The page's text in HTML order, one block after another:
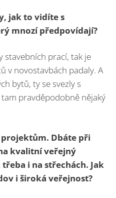
jak to vidíte s
mnozí předpovídají?
stavebních prací, tak je
v novostavbách padaly. A
bytů, ty se svezly s
pravděpodobně nějaký
projektům. Dbáte při
kvalitní veřejný
i na střechách. Jak
i široká veřejnost?